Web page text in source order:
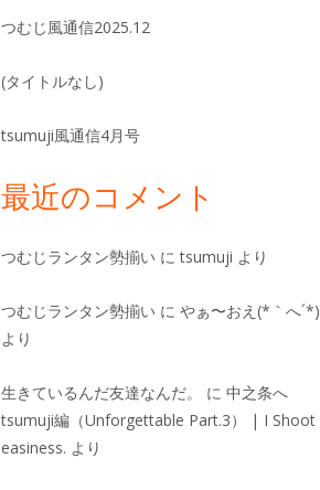
つむじ風通信2025.12
(タイトルなし)
tsumuji風通信4月号
最近のコメント
つむじランタン勢揃い にtsumuji より
つむじランタン勢揃い にやぁ〜おえ(*｀へ´*)
より
生きているんだ友達なんだ。 に中之条へ
tsumuji編（Unforgettable Part.3） | I Shoot
easiness. より